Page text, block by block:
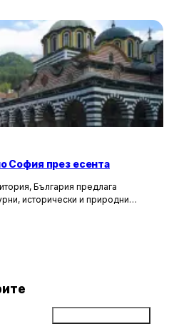
София през есента
България предлага
исторически и природни